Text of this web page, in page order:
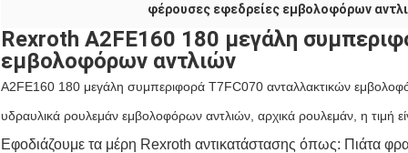
φέρουσες εφεδρείες εμβολοφόρων
Rexroth A2FE160 180 μεγάλη
εμβολοφόρων αντλιών
A2FE160 180 μεγάλη συμπεριφορά T7FC070 ανταλλακτικών
υδραυλικά ρουλεμάν εμβολοφόρων αντλιών, αρχικά ρουλεμάν, η τιμή
Εφοδιάζουμε τα μέρη Rexroth αντικατάστασης όπως: Πιάτα